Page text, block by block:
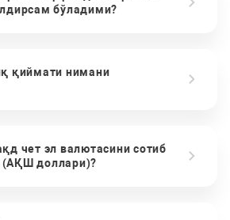
бўладими?
қиймати нимани
чет эл валютасини сотиб
доллари)?